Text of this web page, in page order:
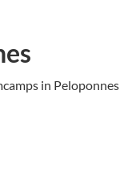
in Peloponnes